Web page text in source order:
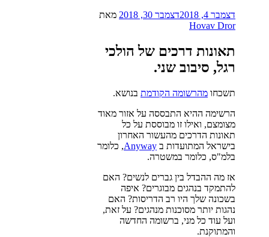
פורסם
ב
דצמבר 4, 2018 דצמבר 30, 2018
מאת
Hovav Dror
תאונות דרכים של הולכי
רגל, סיבוב שני.
תשכחו מהרשומה הקודמת בנושא.
הרשימה ההיא התבססה על אזור מאוד
מצומצם, ואילו זו מבוססת על כל
תאונות הדרכים מהעשור האחרון
בישראל המתועדות ב Anyway, כלומר
בלמ"ס, כלומר במשטרה.
אז מה ההבדל בין גברים לנשים? האם
להתמקד בנהגים מבוגרים? איפה
בשכונה שלך היו רב הדריסות? האם
נהגות יותר מסוכנות מנהגים? על זאת,
ועל עוד כל מני, ברשומה החדשה
והמתוקנת.